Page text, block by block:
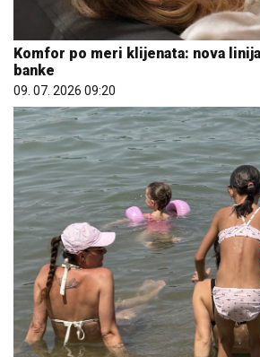
Komfor po meri klijenata: nova
banke
09. 07. 2026 09:20